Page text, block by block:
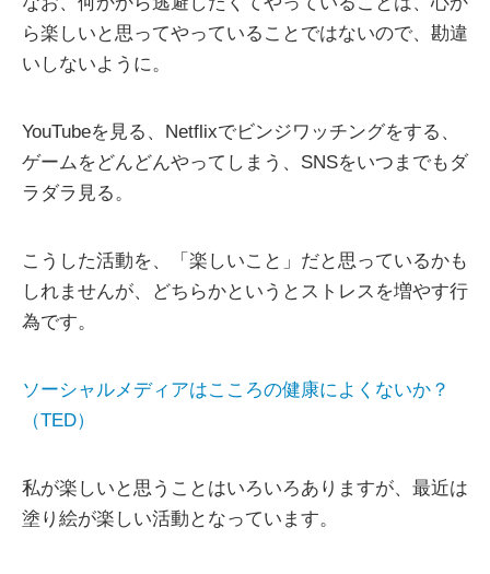
ら楽しいと思ってやっていることではないので、勘違
いしないように。
YouTubeを見る、Netflixでビンジワッチングをする、
ゲームをどんどんやってしまう、SNSをいつまでもダ
ラダラ見る。
こうした活動を、「楽しいこと」だと思っているかも
しれませんが、どちらかというとストレスを増やす行
為です。
ソーシャルメディアはこころの健康によくないか？
（TED）
私が楽しいと思うことはいろいろありますが、最近は
塗り絵が楽しい活動となっています。